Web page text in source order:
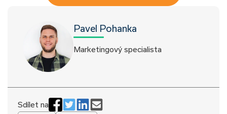
Pavel Pohanka
Marketingový specialista
Sdílet na